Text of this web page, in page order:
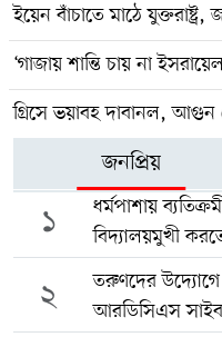
ইয়েন বাঁচাতে মাঠে
‘গাজায় শান্তি চায় না
গ্রিসে ভয়াবহ দাবানল, আগুন
জনপ্রিয়
১
ধর্মপাশায়
বিদ্যালয়মুখী
২
তরুণদের উদ্যোগে
আরডিসিএস